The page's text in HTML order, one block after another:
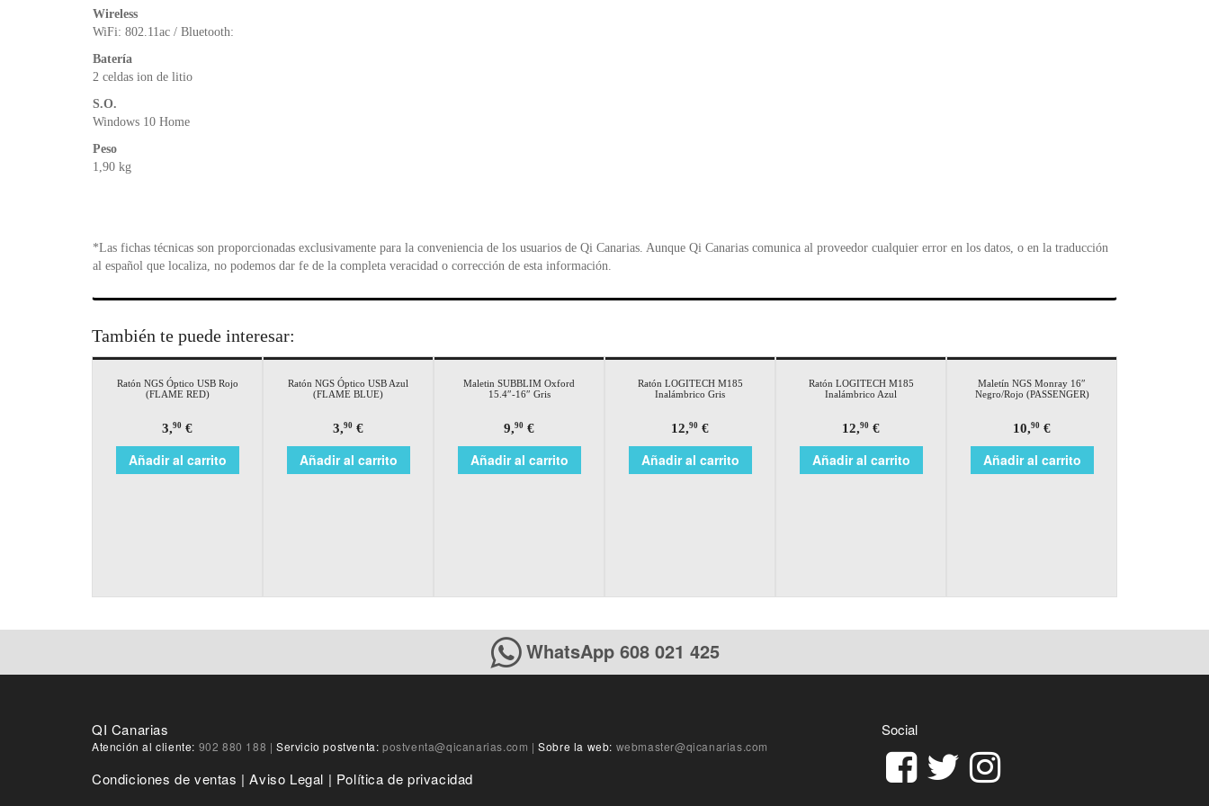
Wireless
WiFi: 802.11ac / Bluetooth:
Batería
2 celdas ion de litio
S.O.
Windows 10 Home
Peso
1,90 kg
*Las fichas técnicas son proporcionadas exclusivamente para la conveniencia de los usuarios de Qi Canarias. Aunque Qi Canarias comunica al proveedor cualquier error en los datos, o en la traducción
al español que localiza, no podemos dar fe de la completa veracidad o corrección de esta información.
También te puede interesar:
Ratón NGS Óptico USB Rojo
(FLAME RED)
3,90 €
Añadir al carrito
Ratón NGS Óptico USB Azul
(FLAME BLUE)
3,90 €
Añadir al carrito
Maletin SUBBLIM Oxford
15.4″-16″ Gris
9,90 €
Añadir al carrito
Ratón LOGITECH M185
Inalámbrico Gris
12,90 €
Añadir al carrito
Ratón LOGITECH M185
Inalámbrico Azul
12,90 €
Añadir al carrito
Maletín NGS Monray 16″
Negro/Rojo (PASSENGER)
10,90 €
Añadir al carrito
WhatsApp 608 021 425
Social
QI Canarias
Atención al cliente: 902 880 188 | Servicio postventa:postventa@qicanarias.com | Sobre la web: webmaster@qicanarias.com
Condiciones de ventas |Aviso Legal | Política de privacidad